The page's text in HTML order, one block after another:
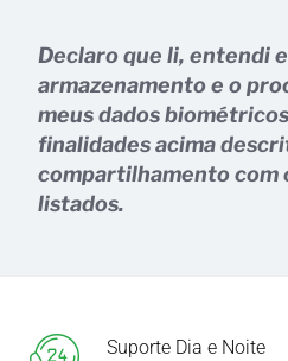
Declaro que li, entendi
armazenamento e o
meus dados
finalidades acima
compartilhamento com
listados.
Suporte Dia e Noite